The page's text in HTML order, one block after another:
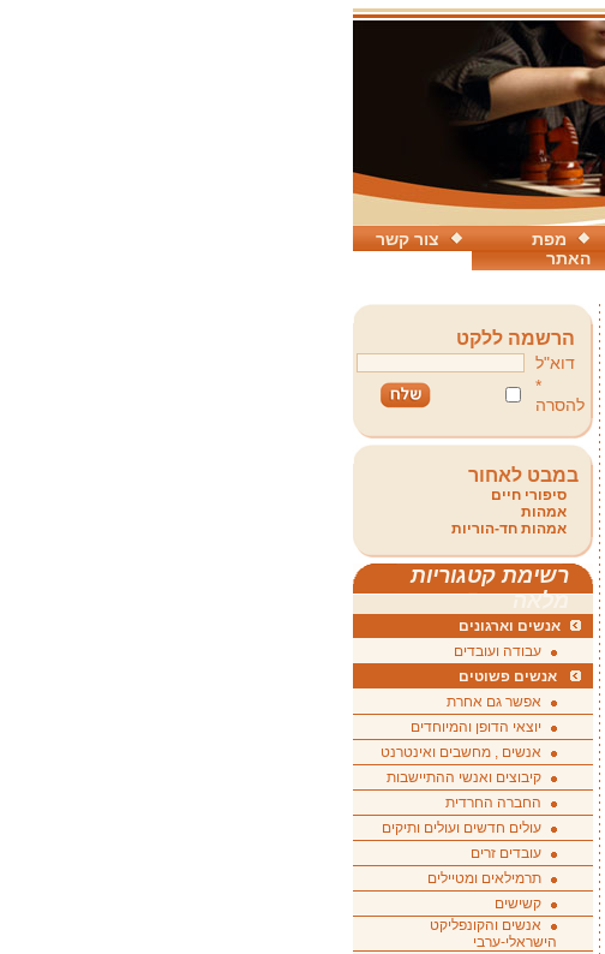
צור קשר
מפת
האתר
הרשמה ללקט
דוא"ל
*
להסרה
במבט לאחור
סיפורי חיים
אמהות
אמהות חד-הוריות
רשימת קטגוריות
מלאה
אנשים וארגונים
עבודה ועובדים
אנשים פשוטים
אפשר גם אחרת
יוצאי הדופן והמיוחדים
אנשים , מחשבים ואינטרנט
קיבוצים ואנשי ההתיישבות
החברה החרדית
עולים חדשים ועולים ותיקים
עובדים זרים
תרמילאים ומטיילים
קשישים
אנשים והקונפליקט
הישראלי-ערבי